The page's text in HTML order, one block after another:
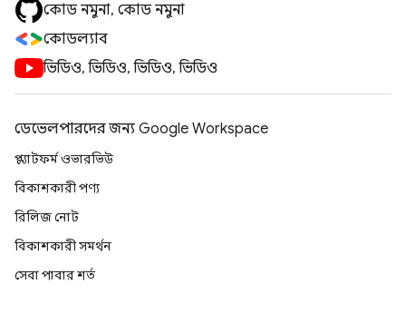
কোড নমুনা, কোড নমুনা
কোডল্যাব
ভিডিও, ভিডিও, ভিডিও, ভিডিও
ডেভেলপারদের জন্য Google Workspace
প্ল্যাটফর্ম ওভারভিউ
বিকাশকারী পণ্য
রিলিজ নোট
বিকাশকারী সমর্থন
সেবা পাবার শর্ত